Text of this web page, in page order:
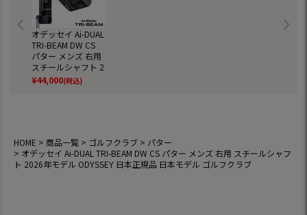
オデッセイ Ai-DUAL
TRI-BEAM DW CS
パター メンズ 右用
スチールシャフト 2
026年モデル ODYS
SEY 日本正規品 日
¥44,000(税込)
HOME 商品一覧 ゴルフクラブ
パター
オデッセイ Ai-DUAL TRI-BEAM DW CS パター メンズ 右用 スチールシャフ
ト 2026年モデル ODYSSEY 日本正規品 日本モデル ゴルフクラブ